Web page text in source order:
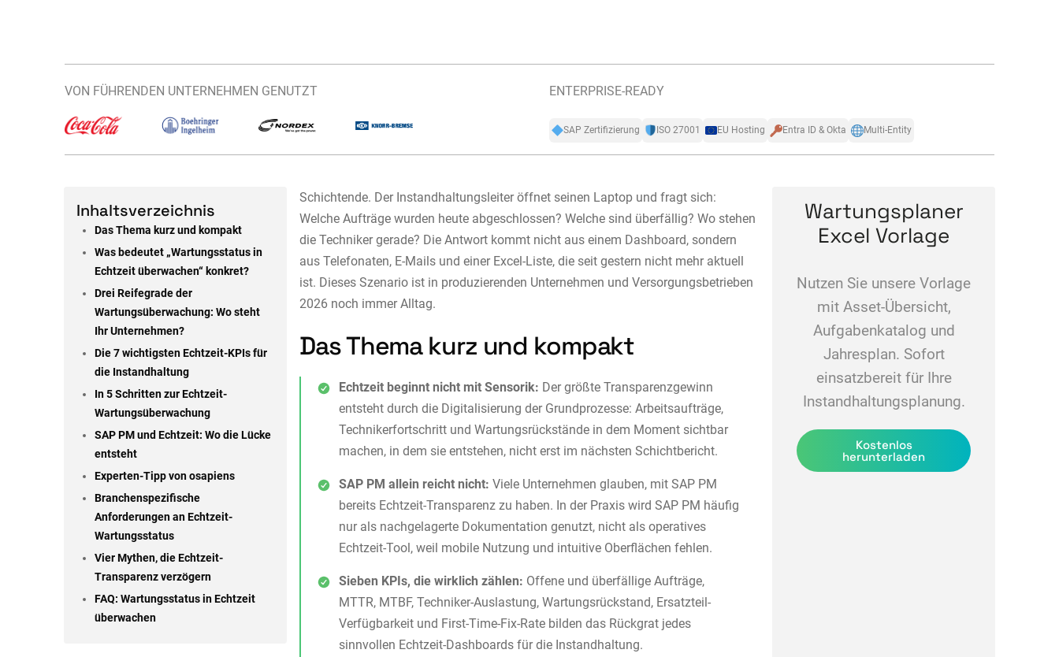
VON FÜHRENDEN UNTERNEHMEN GENUTZT ENTERPRISE-READY
SAP Zertifizierung ISO 27001 EU Hosting Entra ID & Okta Multi-Entity
Inhaltsverzeichnis
Das Thema kurz und kompakt
Was bedeutet „Wartungsstatus in
Echtzeit überwachen“ konkret?
Drei Reifegrade der
Wartungsüberwachung: Wo steht
Ihr Unternehmen?
Die 7 wichtigsten Echtzeit-KPIs für
die Instandhaltung
In 5 Schritten zur Echtzeit-
Wartungsüberwachung
SAP PM und Echtzeit: Wo die Lücke
entsteht
Experten-Tipp von osapiens
Branchenspezifische
Anforderungen an Echtzeit-
Wartungsstatus
Vier Mythen, die Echtzeit-
Transparenz verzögern
FAQ: Wartungsstatus in Echtzeit
überwachen
Schichtende. Der Instandhaltungsleiter öffnet seinen Laptop und fragt sich:
Welche Aufträge wurden heute abgeschlossen? Welche sind überfällig? Wo stehen
die Techniker gerade? Die Antwort kommt nicht aus einem Dashboard, sondern
aus Telefonaten, E-Mails und einer Excel-Liste, die seit gestern nicht mehr aktuell
ist. Dieses Szenario ist in produzierenden Unternehmen und Versorgungsbetrieben
2026 noch immer Alltag.
Das Thema kurz und kompakt
Echtzeit beginnt nicht mit Sensorik: Der größte Transparenzgewinn
entsteht durch die Digitalisierung der Grundprozesse: Arbeitsaufträge,
Technikerfortschritt und Wartungsrückstände in dem Moment sichtbar
machen, in dem sie entstehen, nicht erst im nächsten Schichtbericht.
SAP PM allein reicht nicht: Viele Unternehmen glauben, mit SAP PM
bereits Echtzeit-Transparenz zu haben. In der Praxis wird SAP PM häufig
nur als nachgelagerte Dokumentation genutzt, nicht als operatives
Echtzeit-Tool, weil mobile Nutzung und intuitive Oberflächen fehlen.
Sieben KPIs, die wirklich zählen: Offene und überfällige Aufträge,
MTTR, MTBF, Techniker-Auslastung, Wartungsrückstand, Ersatzteil-
Verfügbarkeit und First-Time-Fix-Rate bilden das Rückgrat jedes
sinnvollen Echtzeit-Dashboards für die Instandhaltung.
Wartungsplaner
Excel Vorlage
Nutzen Sie unsere Vorlage
mit Asset-Übersicht,
Aufgabenkatalog und
Jahresplan. Sofort
einsatzbereit für Ihre
Instandhaltungsplanung.
Kostenlos
herunterladen